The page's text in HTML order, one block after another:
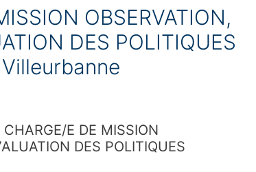
OBSERVATION,
DES POLITIQUES
E DE MISSION
DES POLITIQUES